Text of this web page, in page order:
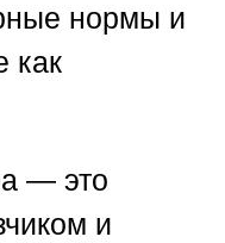
нормы и
как
— это
и